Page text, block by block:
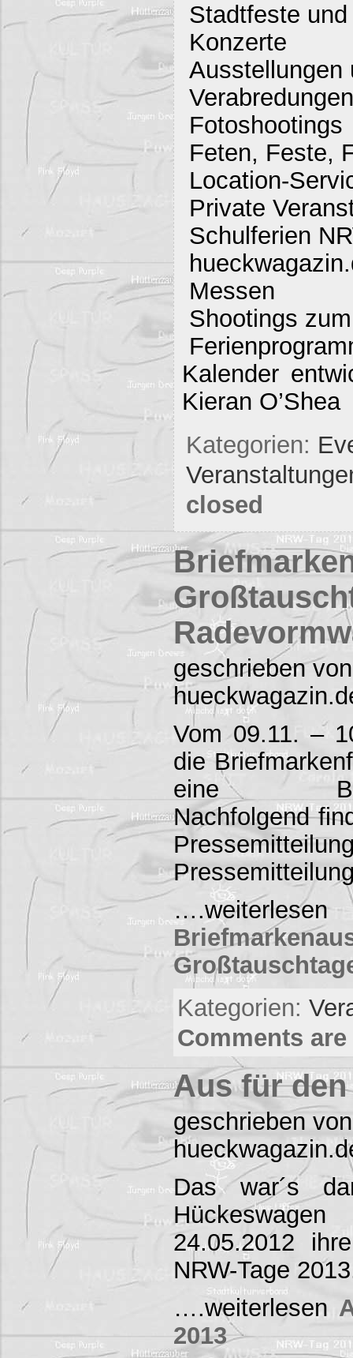
Stadtfeste
Konzerte
Ausstellungen
Verabredungen
Fotoshootings
Feten, Feste,
Location-
Private
Schulferien
Messen
Shootings
Kalender
Kieran O’Shea
Kategorien:
closed
geschrieben
Vom 09.11. –
die
eine
Nachfolgend
….weiterlesen
Kategorien:
Comments
Aus für den
geschrieben
Das war´s
24.05.2012
NRW-Tage
….weiterlesen
2013